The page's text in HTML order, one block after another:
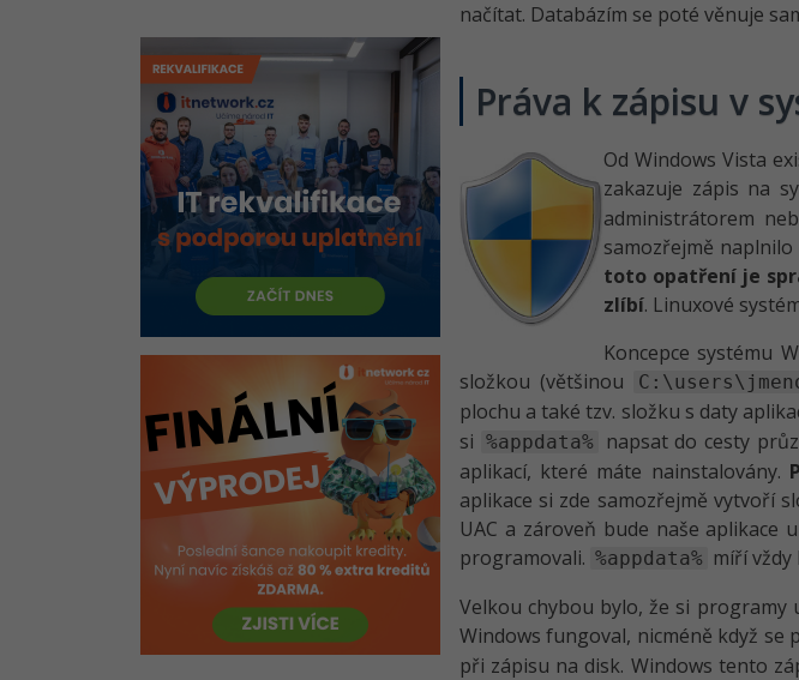
Soubory a cesty v Pythonu
Práce se složkami v Pythonu
Práce se ZIP archivy v Pythonu -
Vytvoření, zápis a metadata
Práce se ZIP archivy v Pythonu -
Čtení a zápis do souborů
Práce se ZIP archivy v Pythonu -
Extrakce a komprese
Práce se soubory DocX v
Pythonu - Vytvoření, text a
nadpis
Práce se soubory DocX v
Pythonu - Obrázky a tabulky
Práce se soubory DocX v
Pythonu - Čtení a struktura
Práce se soubory DocX v
Pythonu - Analýza bloků
Práce s PDF soubory v Pythonu -
Čtení a extrakce dat
Práce s PDF soubory v Pythonu –
načítat. Databázím se poté věnuje
Práva k zápisu v
Od Windows Vista
zakazuje zápis na
administrátorem
samozřejmě
toto opatření je
zlíbí. Linuxové
Koncepce systému
složkou (většinou
plochu a také tzv. složku s daty
si %appdata%
napsat do cesty
aplikací, které máte nainstalovány.
aplikace si zde samozřejmě vytvoří
UAC a zároveň bude naše
programovali. %appdata% míří
Velkou chybou bylo, že si programy
Windows fungoval, nicméně když se
při zápisu na disk. Windows tento